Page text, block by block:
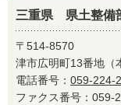
三重県 県土整
〒514-8570
津市広明町13番地（
電話番号： 059-224-
ファクス番号：